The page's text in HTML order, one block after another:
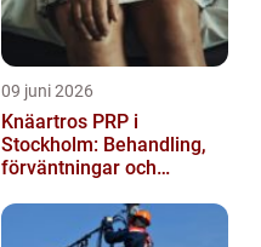
09 juni 2026
Knäartros PRP i
Stockholm: Behandling,
förväntningar och